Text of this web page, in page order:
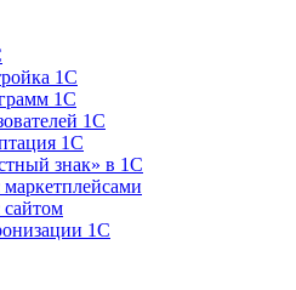
1С
1С
1С
1С
знак» в 1С
1С